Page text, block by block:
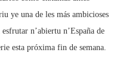
ye una de les más ambicioses
n’abiertu n’España de
esta próxima fin de semana.